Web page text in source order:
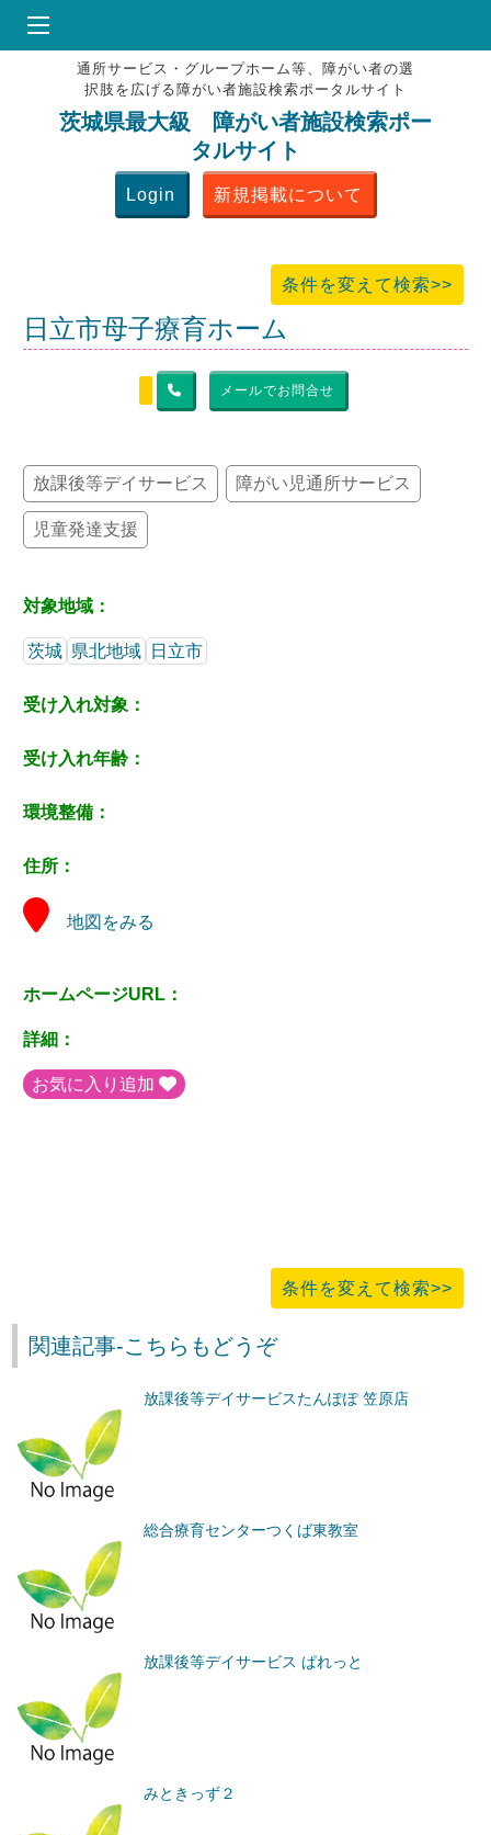
HOME
♥お気にりブックマーク
掲載会員MENU
よくある質問
通所サービス・グループホーム等、障がい者の選
択肢を広げる障がい者施設検索ポータルサイト
茨城県最大級 障がい者施設検索ポー
タルサイト
Login 新規掲載について
条件を変えて検索>>
日立市母子療育ホーム
メールでお問合せ
放課後等デイサービス 障がい児通所サービス
児童発達支援
対象地域：
茨城 県北地域 日立市
受け入れ対象：
受け入れ年齢：
環境整備：
住所：
地図をみる
ホームページURL：
詳細：
お気に入り追加
条件を変えて検索>>
関連記事-こちらもどうぞ
放課後等デイサービスたんぽぽ 笠原店
総合療育センターつくば東教室
放課後等デイサービス ぱれっと
みときっず２